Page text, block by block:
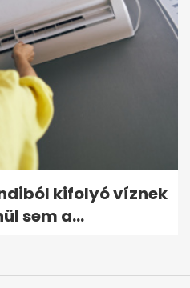
kifolyó víznek
sem a...